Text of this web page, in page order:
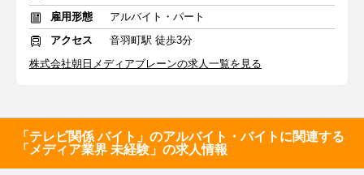
雇用形態
アルバイト・パート
アクセス
音羽町駅 徒歩3分
株式会社朝日メディアブレーンの求人一覧を見る
「テレビ関係 バイト」のアルバイト・バイトに関連する
「メディア業界 未経験」の求人情報